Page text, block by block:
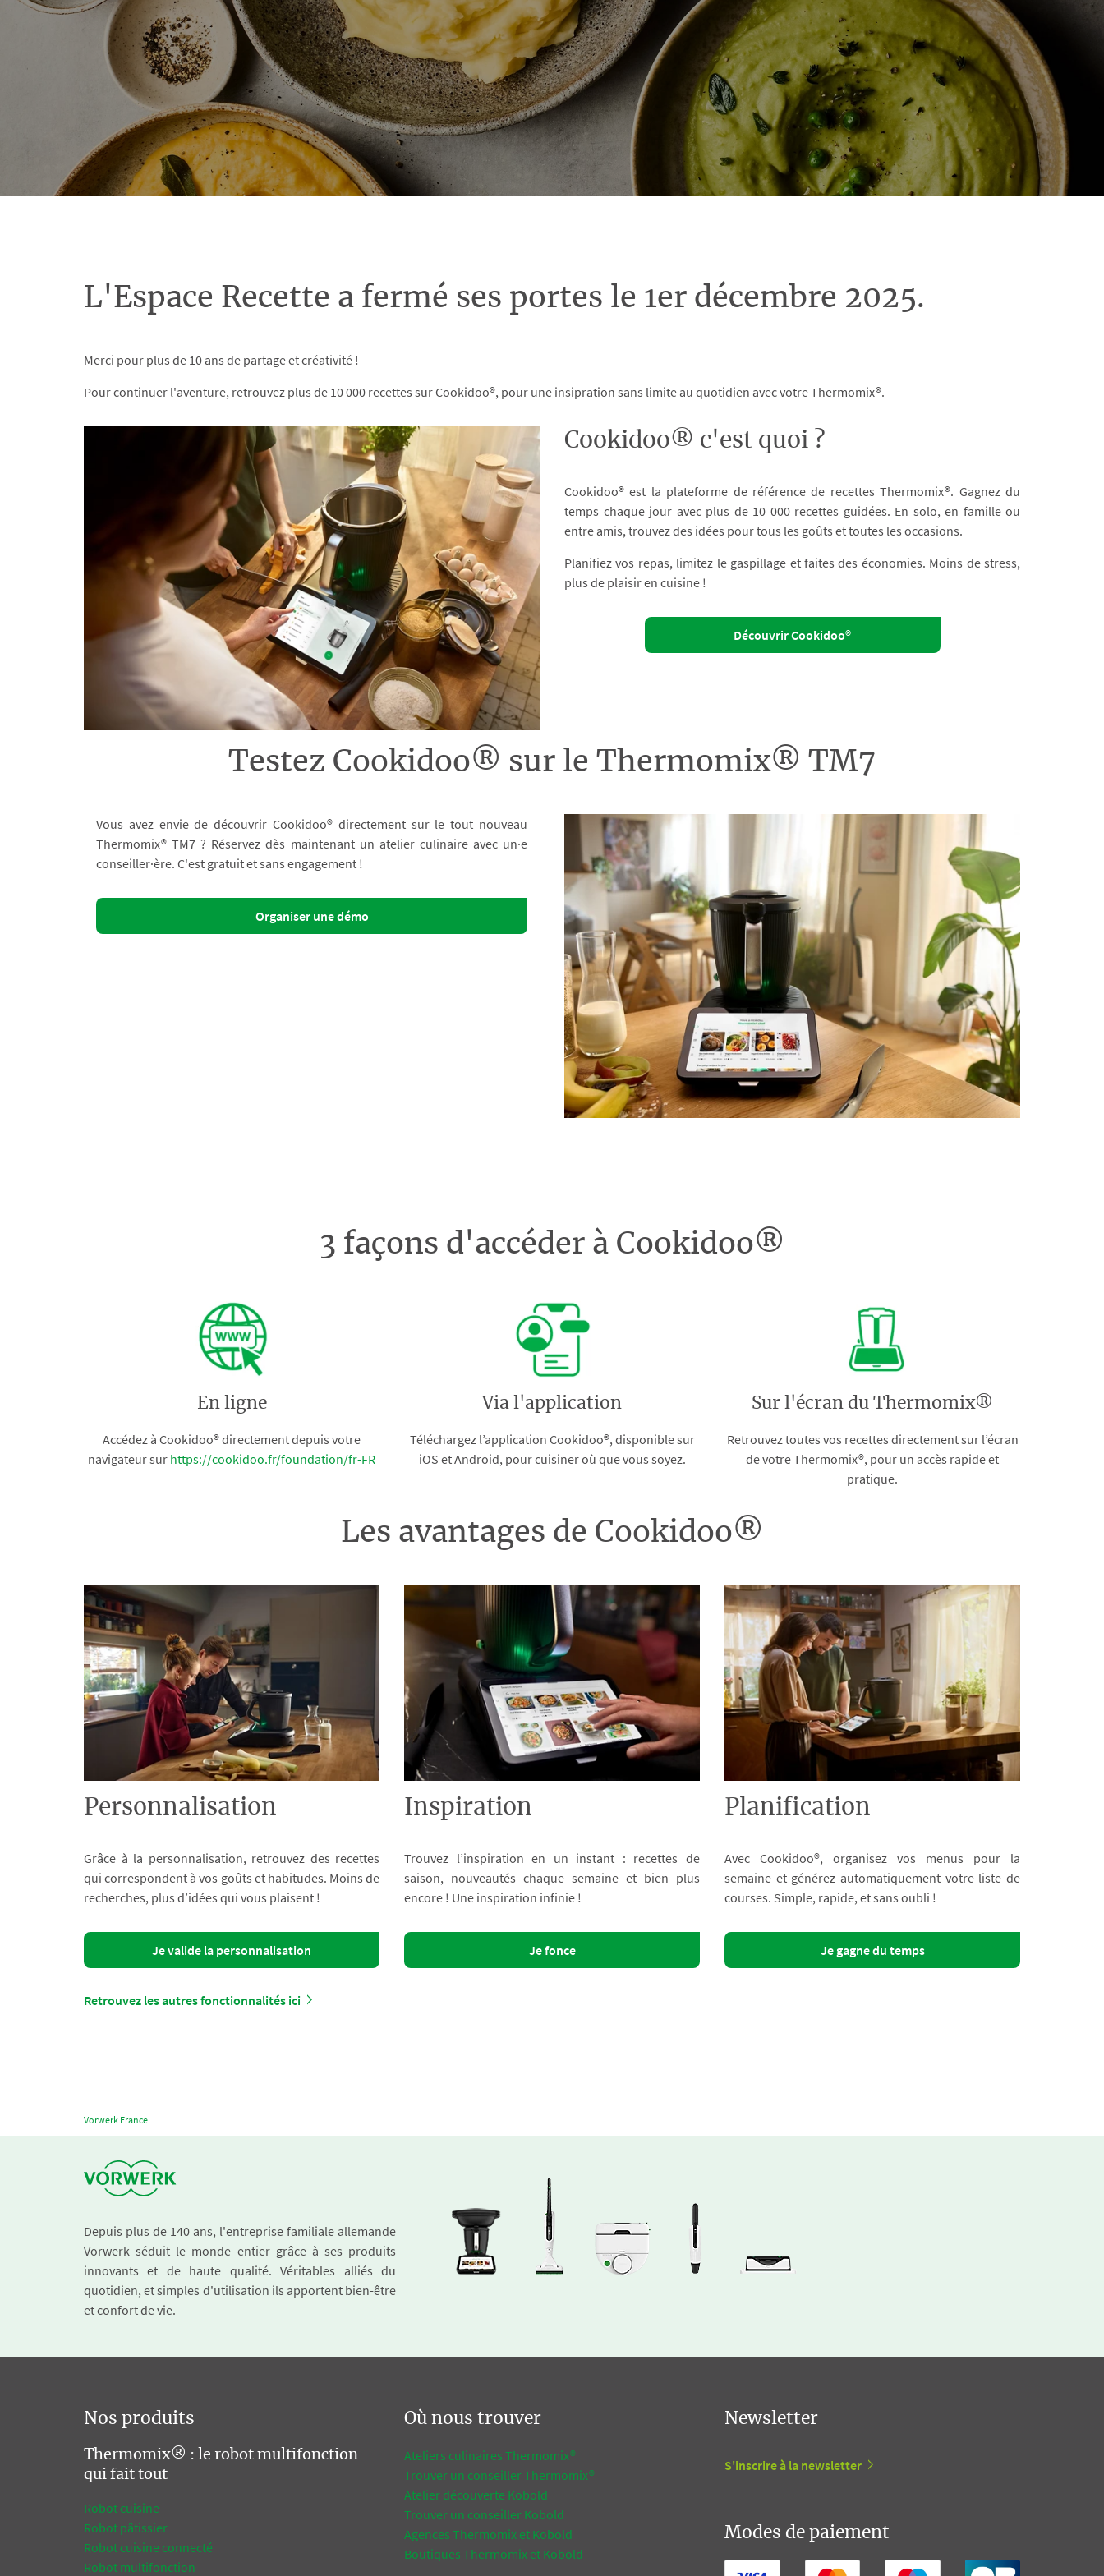
L'Espace Recette a fermé ses portes le 1er décembre 2025.
Merci pour plus de 10 ans de partage et créativité !
Pour continuer l'aventure, retrouvez plus de 10 000 recettes sur Cookidoo®, pour une insipration sans limite au quotidien avec votre Thermomix®.
Cookidoo® c'est quoi ?
Cookidoo® est la plateforme de référence de recettes Thermomix®. Gagnez du
temps chaque jour avec plus de 10 000 recettes guidées. En solo, en famille ou
entre amis, trouvez des idées pour tous les goûts et toutes les occasions.
Planifiez vos repas, limitez le gaspillage et faites des économies. Moins de stress,
plus de plaisir en cuisine !
Découvrir Cookidoo®
Testez Cookidoo® sur le Thermomix® TM7
Vous avez envie de découvrir Cookidoo® directement sur le tout nouveau
Thermomix® TM7 ? Réservez dès maintenant un atelier culinaire avec un·e
conseiller·ère. C'est gratuit et sans engagement !
Organiser une démo
3 façons d'accéder à Cookidoo®
En ligne
Accédez à Cookidoo® directement depuis votre
navigateur sur https://cookidoo.fr/foundation/fr-FR
Via l'application
Téléchargez l’application Cookidoo®, disponible sur
iOS et Android, pour cuisiner où que vous soyez.
Sur l'écran du Thermomix®
Retrouvez toutes vos recettes directement sur l’écran
de votre Thermomix®, pour un accès rapide et
pratique.
Les avantages de Cookidoo®
Personnalisation
Grâce à la personnalisation, retrouvez des recettes
qui correspondent à vos goûts et habitudes. Moins de
recherches, plus d’idées qui vous plaisent !
Je valide la personnalisation
Inspiration
Trouvez l’inspiration en un instant : recettes de
saison, nouveautés chaque semaine et bien plus
encore ! Une inspiration infinie !
Je fonce
Planification
Avec Cookidoo®, organisez vos menus pour la
semaine et générez automatiquement votre liste de
courses. Simple, rapide, et sans oubli !
Je gagne du temps
Retrouvez les autres fonctionnalités ici
Vorwerk France
Depuis plus de 140 ans, l'entreprise familiale allemande
Vorwerk séduit le monde entier grâce à ses produits
innovants et de haute qualité. Véritables alliés du
quotidien, et simples d'utilisation ils apportent bien-être
et confort de vie.
Nos produits
Thermomix® : le robot multifonction
qui fait tout
Robot cuisine
Robot pâtissier
Robot cuisine connecté
Robot multifonction
Où nous trouver
Ateliers culinaires Thermomix®
Trouver un conseiller Thermomix®
Atelier découverte Kobold
Trouver un conseiller Kobold
Agences Thermomix et Kobold
Boutiques Thermomix et Kobold
Newsletter
S'inscrire à la newsletter
Modes de paiement